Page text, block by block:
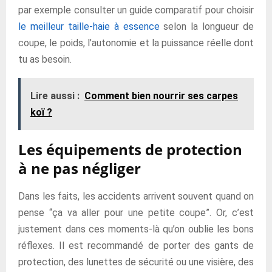
par exemple consulter un guide comparatif pour choisir
le meilleur taille-haie à essenceselon la longueur de
coupe, le poids, l’autonomie et la puissance réelle dont
tu as besoin.
Lire aussi : Comment bien nourrir ses carpes
koï ?
Les équipements de protection
à ne pas négliger
Dans les faits, les accidents arrivent souvent quand on
pense “ça va aller pour une petite coupe”. Or, c’est
justement dans ces moments-là qu’on oublie les bons
réflexes. Il est recommandé de porter des gants de
protection, des lunettes de sécurité ou une visière, des